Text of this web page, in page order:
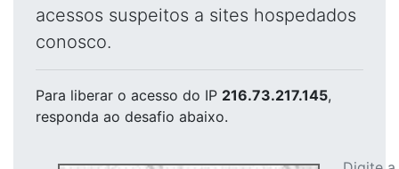
acessos suspeitos a sites hospedados
conosco.
Para liberar o acesso do IP 216.73.217.145,
responda ao desafio abaixo.